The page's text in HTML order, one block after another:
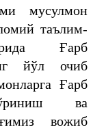
мусулмон
таълим-
Ғарб
йўл очиб
Ғарб
ва
вожиб